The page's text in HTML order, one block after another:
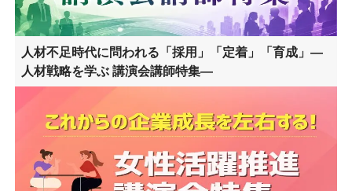
人材不足時代に問われる「採用」「定着」「育成」―
人材戦略を学ぶ 講演会講師特集―